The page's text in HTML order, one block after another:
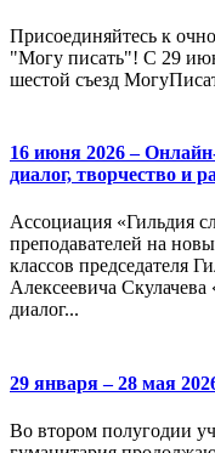
Присоединяйтесь к
"Могу писать"! С 29
шестой съезд
16 июня 2026 –
диалог, творчество и
Ассоциация «Гильдия
преподавателей на
классов председателя
Алексеевича Скулачева
диалог...
29 января – 28 мая
Во втором полугодии